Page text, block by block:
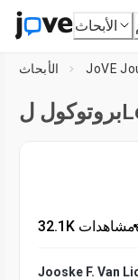
الأبحاث
الأبحاث JoVE
32.1K مشاهدات•
Jooske F. Van